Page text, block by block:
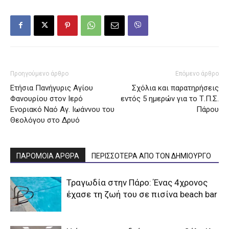
Προηγούμενο άρθρο
Ετήσια Πανήγυρις Αγίου
Φανουρίου στον Ιερό
Ενοριακό Ναό Αγ. Ιωάννου του
Θεολόγου στο Δρυό
Επόμενο άρθρο
Σχόλια και παρατηρήσεις
εντός 5 ημερών για το Τ.Π.Σ.
Πάρου
ΠΑΡΟΜΟΙΑ ΑΡΘΡΑ ΠΕΡΙΣΣΟΤΕΡΑ ΑΠΟ ΤΟΝ ΔΗΜΙΟΥΡΓΟ
Τραγωδία στην Πάρο: Ένας 4χρονος
έχασε τη ζωή του σε πισίνα beach bar